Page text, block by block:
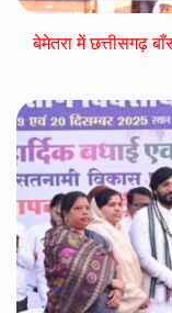
बेमेतरा में छत्तीसगढ़